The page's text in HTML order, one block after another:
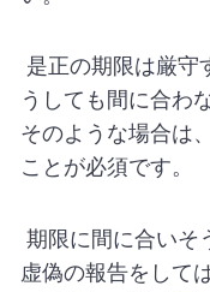
是正の期限は厳守
うしても間に合わ
そのような場合は
ことが必須です。
期限に間に合いそ
虚偽の報告をして